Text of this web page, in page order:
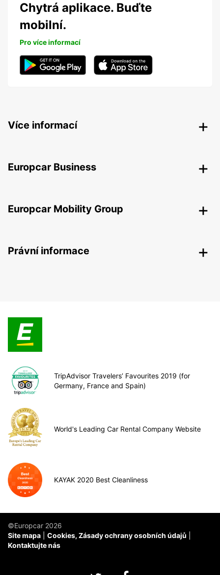
Chytrá aplikace. Buďte
mobilní.
Pro více informací
Více informací
Europcar Business
Europcar Mobility Group
Právní informace
TripAdvisor Travelers’ Favourites 2019 (for
Germany, France and Spain)
World's Leading Car Rental Company Website
KAYAK 2020 Best Cleanliness
©Europcar 2026
Site mapa
Cookies, Zásady ochrany osobních údajů
Kontaktujte nás